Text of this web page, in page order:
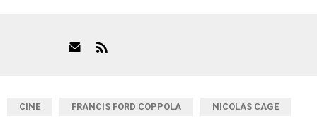
CINE FRANCIS FORD COPPOLA NICOLAS CAGE